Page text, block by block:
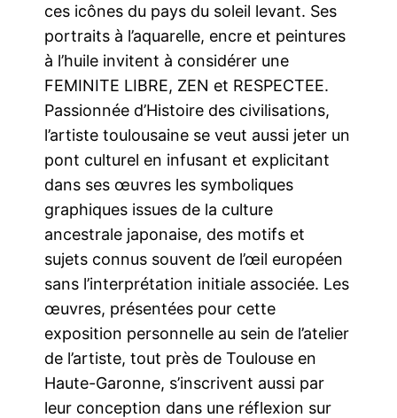
ces icônes du pays du soleil levant. Ses
portraits à l’aquarelle, encre et peintures
à l’huile invitent à considérer une
FEMINITE LIBRE, ZEN et RESPECTEE.
Passionnée d’Histoire des civilisations,
l’artiste toulousaine se veut aussi jeter un
pont culturel en infusant et explicitant
dans ses œuvres les symboliques
graphiques issues de la culture
ancestrale japonaise, des motifs et
sujets connus souvent de l’œil européen
sans l’interprétation initiale associée. Les
œuvres, présentées pour cette
exposition personnelle au sein de l’atelier
de l’artiste, tout près de Toulouse en
Haute-Garonne, s’inscrivent aussi par
leur conception dans une réflexion sur